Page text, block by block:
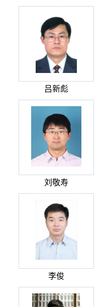
吕新彪
刘敬寿
李俊